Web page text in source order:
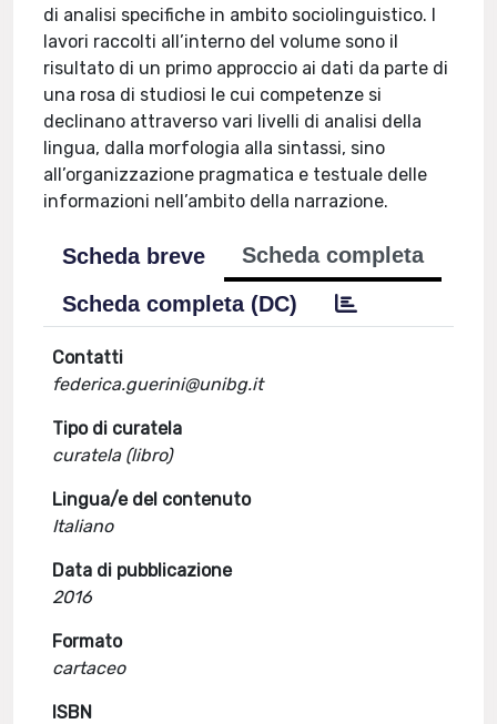
di analisi specifiche in ambito sociolinguistico. I
lavori raccolti all’interno del volume sono il
risultato di un primo approccio ai dati da parte di
una rosa di studiosi le cui competenze si
declinano attraverso vari livelli di analisi della
lingua, dalla morfologia alla sintassi, sino
all’organizzazione pragmatica e testuale delle
informazioni nell’ambito della narrazione.
Scheda breve
Scheda completa
Scheda completa (DC)
Contatti
federica.guerini@unibg.it
Tipo di curatela
curatela (libro)
Lingua/e del contenuto
Italiano
Data di pubblicazione
2016
Formato
cartaceo
ISBN